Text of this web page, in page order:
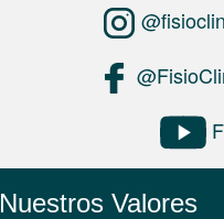
Nuestros Valores